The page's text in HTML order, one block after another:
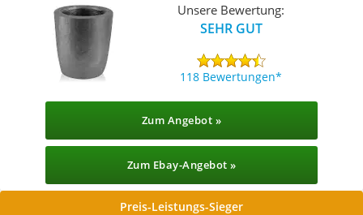
Unsere Bewertung:
SEHR GUT
118 Bewertungen
Zum Angebot »
Zum Ebay-Angebot »
Preis-Leistungs-Sieger